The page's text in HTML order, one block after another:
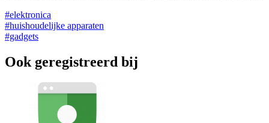
#elektronica
#huishoudelijke apparaten
#gadgets
Ook geregistreerd bij